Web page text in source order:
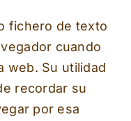
fichero de texto
cuando
web. Su utilidad
recordar su
por esa